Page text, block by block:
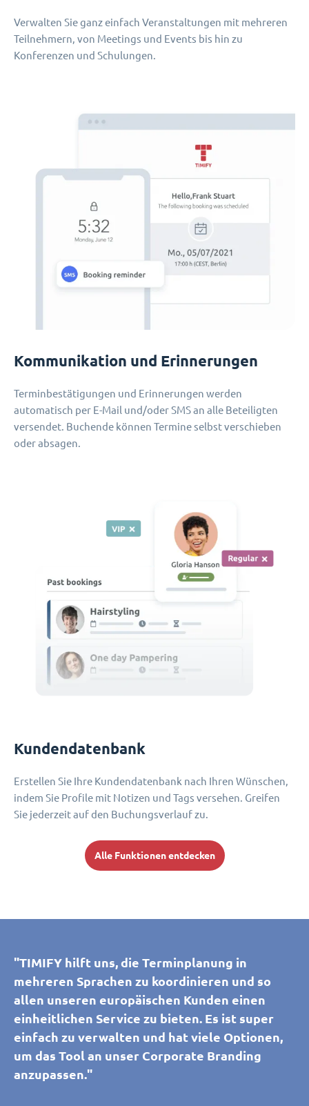
Verwalten Sie ganz einfach Veranstaltungen mit mehreren
Teilnehmern, von Meetings und Events bis hin zu
Konferenzen und Schulungen.
Kommunikation und Erinnerungen
Terminbestätigungen und Erinnerungen werden
automatisch per E-Mail und/oder SMS an alle Beteiligten
versendet. Buchende können Termine selbst verschieben
oder absagen.
Kundendatenbank
Erstellen Sie Ihre Kundendatenbank nach Ihren Wünschen,
indem Sie Profile mit Notizen und Tags versehen. Greifen
Sie jederzeit auf den Buchungsverlauf zu.
Alle Funktionen entdecken
"TIMIFY hilft uns, die Terminplanung in
mehreren Sprachen zu koordinieren und so
allen unseren europäischen Kunden einen
einheitlichen Service zu bieten. Es ist super
einfach zu verwalten und hat viele Optionen,
um das Tool an unser Corporate Branding
anzupassen."